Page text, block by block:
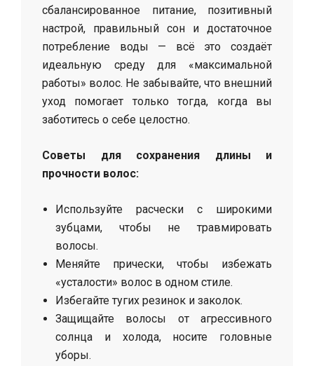
сбалансированное питание, позитивный
настрой, правильный сон и достаточное
потребление воды — всё это создаёт
идеальную среду для «максимальной
работы» волос. Не забывайте, что внешний
уход помогает только тогда, когда вы
заботитесь о себе целостно.
Советы для сохранения длины и
прочности волос:
Используйте расчески с широкими
зубцами, чтобы не травмировать
волосы.
Меняйте прически, чтобы избежать
«усталости» волос в одном стиле.
Избегайте тугих резинок и заколок.
Защищайте волосы от агрессивного
солнца и холода, носите головные
уборы.